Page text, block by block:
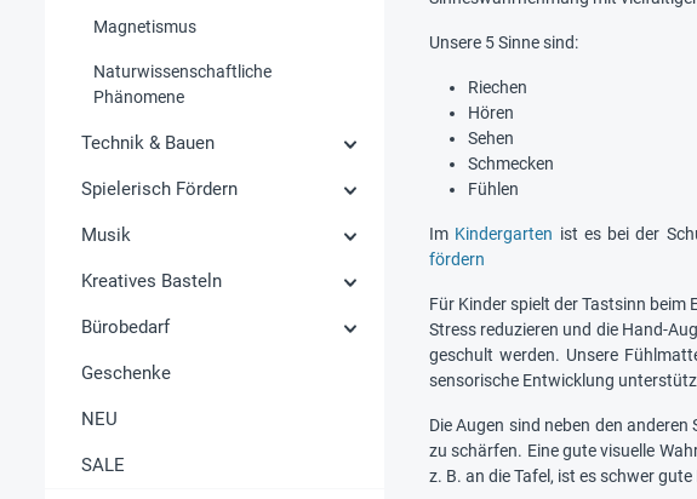
Magnetismus
Naturwissenschaftliche
Phänomene
Technik & Bauen
Spielerisch Fördern
Musik
Kreatives Basteln
Bürobedarf
Geschenke
NEU
SALE
Unsere 5 Sinne sind:
Riechen
Hören
Sehen
Schmecken
Fühlen
Im Kindergarten ist es bei der
fördern
Für Kinder spielt der Tastsinn beim
Stress reduzieren und die Hand-
geschult werden. Unsere
sensorische Entwicklung
Die Augen sind neben den
zu schärfen. Eine gute visuelle
z. B. an die Tafel, ist es schwer